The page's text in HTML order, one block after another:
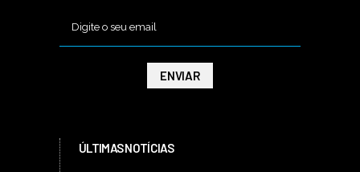
ÚLTIMAS NOTÍCIAS